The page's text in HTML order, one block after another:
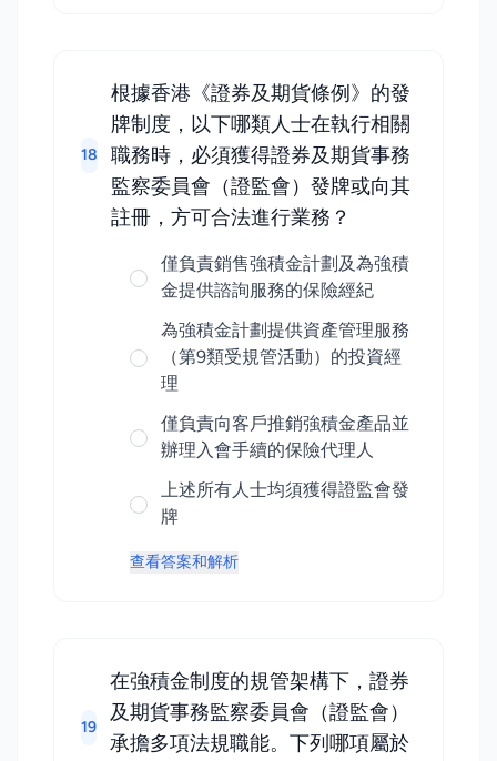
18
根據香港《證券及期貨條例》的發
牌制度，以下哪類人士在執行相關
職務時，必須獲得證券及期貨事務
監察委員會（證監會）發牌或向其
註冊，方可合法進行業務？
僅負責銷售強積金計劃及為強積
金提供諮詢服務的保險經紀
為強積金計劃提供資產管理服務
（第9類受規管活動）的投資經
理
僅負責向客戶推銷強積金產品並
辦理入會手續的保險代理人
上述所有人士均須獲得證監會發
牌
查看答案和解析
19
在強積金制度的規管架構下，證券
及期貨事務監察委員會（證監會）
承擔多項法規職能。下列哪項屬於